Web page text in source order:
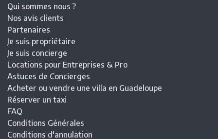
Qui sommes nous ?
Nos avis clients
Partenaires
Je suis propriétaire
Je suis concierge
Locations pour Entreprises & Pro
Astuces de Concierges
Acheter ou vendre une villa en Guadeloupe
Réserver un taxi
FAQ
Conditions Générales
Conditions d'annulation